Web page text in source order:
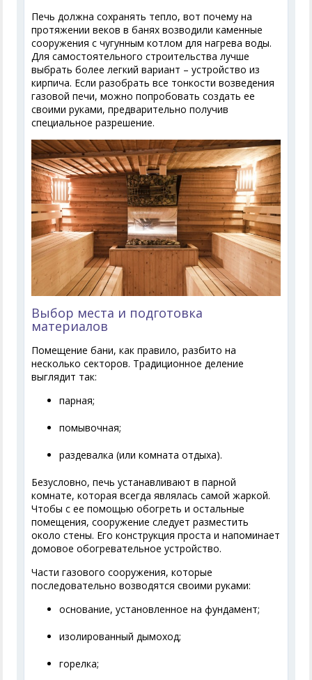
Печь должна сохранять тепло, вот почему на
протяжении веков в банях возводили каменные
сооружения с чугунным котлом для нагрева воды.
Для самостоятельного строительства лучше
выбрать более легкий вариант – устройство из
кирпича. Если разобрать все тонкости возведения
газовой печи, можно попробовать создать ее
своими руками, предварительно получив
специальное разрешение.
Выбор места и подготовка
материалов
Помещение бани, как правило, разбито на
несколько секторов. Традиционное деление
выглядит так:
парная;
помывочная;
раздевалка (или комната отдыха).
Безусловно, печь устанавливают в парной
комнате, которая всегда являлась самой жаркой.
Чтобы с ее помощью обогреть и остальные
помещения, сооружение следует разместить
около стены. Его конструкция проста и напоминает
домовое обогревательное устройство.
Части газового сооружения, которые
последовательно возводятся своими руками:
основание, установленное на фундамент;
изолированный дымоход;
горелка;